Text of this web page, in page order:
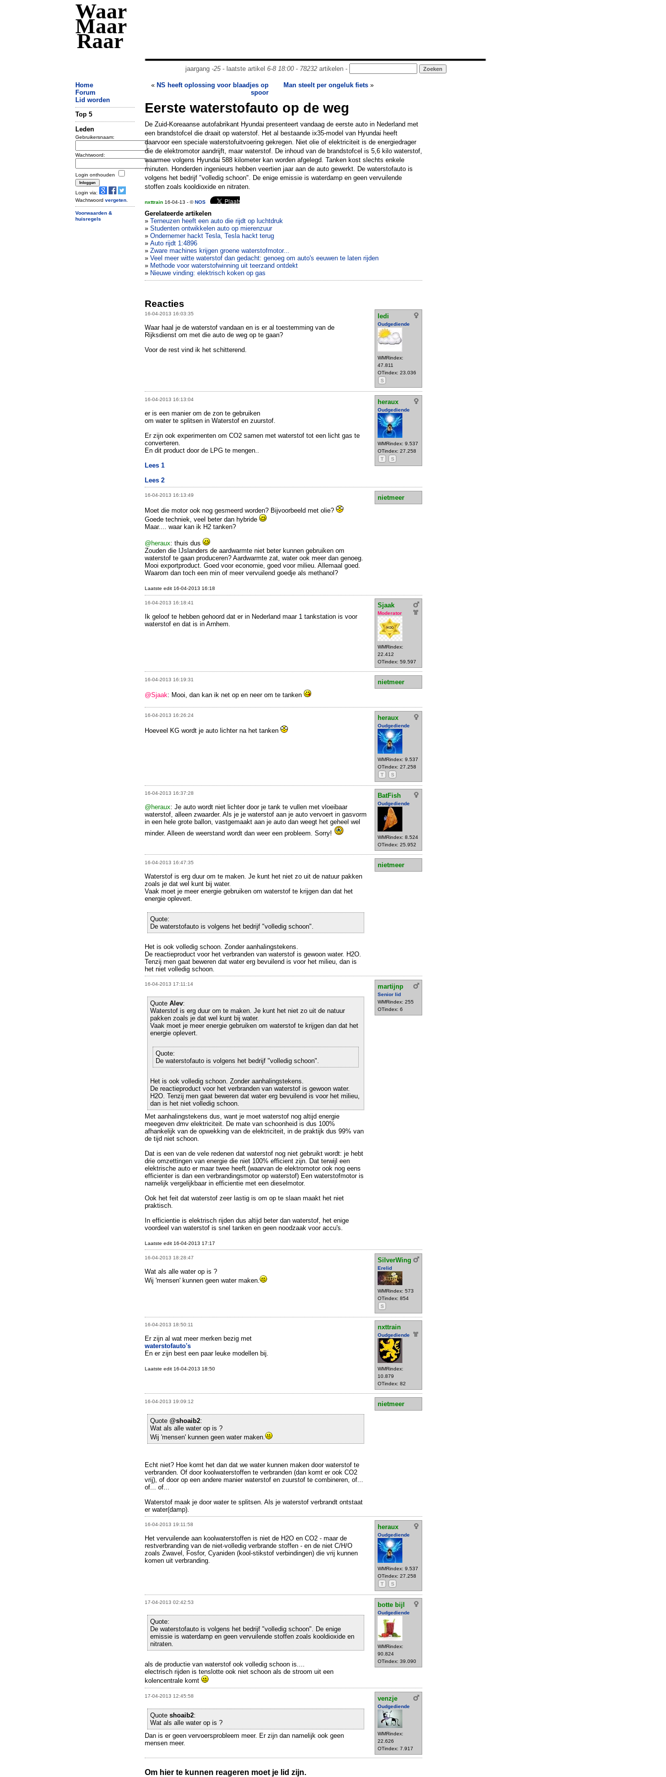
Waar
Maar
Raar
jaargang -25- laatste artikel 6-8 18:00- 78232artikelen -
Home
Forum
Lid worden
Top 5
Leden
Gebruikersnaam:
Wachtwoord:
Login onthouden
Login via:
Wachtwoord vergeten
Voorwaarden &
huisregels
« NS heeft oplossing voor blaadjes op
spoor
Man steelt per ongeluk fiets »
Eerste waterstofauto op de weg
De Zuid-Koreaanse autofabrikant Hyundai presenteert vandaag de eerste auto in Nederland met
een brandstofcel die draait op waterstof. Het al bestaande ix35-model van Hyundai heeft
daarvoor een speciale waterstofuitvoering gekregen. Niet olie of elektriciteit is de energiedrager
die de elektromotor aandrijft, maar waterstof. De inhoud van de brandstofcel is 5,6 kilo waterstof,
waarmee volgens Hyundai 588 kilometer kan worden afgelegd. Tanken kost slechts enkele
minuten. Honderden ingenieurs hebben veertien jaar aan de auto gewerkt. De waterstofauto is
volgens het bedrijf "volledig schoon". De enige emissie is waterdamp en geen vervuilende
stoffen zoals kooldioxide en nitraten.
nxttrain 16-04-13 - ©NOS
Gerelateerde artikelen
» Terneuzen heeft een auto die rijdt op luchtdruk
» Studenten ontwikkelen auto op mierenzuur
» Ondernemer hackt Tesla, Tesla hackt terug
» Auto rijdt 1:4896
» Zware machines krijgen groene waterstofmotor...
» Veel meer witte waterstof dan gedacht: genoeg om auto's eeuwen te laten rijden
» Methode voor waterstofwinning uit teerzand ontdekt
» Nieuwe vinding: elektrisch koken op gas
Reacties
16-04-2013 16:03:35 ledi
Oudgediende
WMRindex:
47.811
OTindex: 23.036
S
Waar haal je de waterstof vandaan en is er al toestemming van de
Rijksdienst om met die auto de weg op te gaan?
Voor de rest vind ik het schitterend.
16-04-2013 16:13:04 heraux
Oudgediende
WMRindex: 9.537
OTindex: 27.258
T
S
er is een manier om de zon te gebruiken
om water te splitsen in Waterstof en zuurstof.
Er zijn ook experimenten om CO2 samen met waterstof tot een licht gas te
converteren.
En dit product door de LPG te mengen..
Lees 1
Lees 2
16-04-2013 16:13:49
nietmeer
Moet die motor ook nog gesmeerd worden? Bijvoorbeeld met olie?
Goede techniek, veel beter dan hybride
Maar.... waar kan ik H2 tanken?
@heraux: thuis dus
Zouden die IJslanders de aardwarmte niet beter kunnen gebruiken om
waterstof te gaan produceren? Aardwarmte zat, water ook meer dan genoeg.
Mooi exportproduct. Goed voor economie, goed voor milieu. Allemaal goed.
Waarom dan toch een min of meer vervuilend goedje als methanol?
Laatste edit 16-04-2013 16:18
16-04-2013 16:18:41 Sjaak
Moderator
WMRindex:
22.412
OTindex: 59.597
Ik geloof te hebben gehoord dat er in Nederland maar 1 tankstation is voor
waterstof en dat is in Arnhem.
16-04-2013 16:19:31
nietmeer
@Sjaak: Mooi, dan kan ik net op en neer om te tanken
16-04-2013 16:26:24 heraux
Oudgediende
WMRindex: 9.537
OTindex: 27.258
T
S
Hoeveel KG wordt je auto lichter na het tanken
16-04-2013 16:37:28 BatFish
Oudgediende
WMRindex: 8.524
OTindex: 25.952
@heraux: Je auto wordt niet lichter door je tank te vullen met vloeibaar
waterstof, alleen zwaarder. Als je je waterstof aan je auto vervoert in gasvorm
in een hele grote ballon, vastgemaakt aan je auto dan weegt het geheel wel
minder. Alleen de weerstand wordt dan weer een probleem. Sorry!
16-04-2013 16:47:35
nietmeer
Waterstof is erg duur om te maken. Je kunt het niet zo uit de natuur pakken
zoals je dat wel kunt bij water.
Vaak moet je meer energie gebruiken om waterstof te krijgen dan dat het
energie oplevert.
Quote:
De waterstofauto is volgens het bedrijf "volledig schoon".
Het is ook volledig schoon. Zonder aanhalingstekens.
De reactieproduct voor het verbranden van waterstof is gewoon water. H2O.
Tenzij men gaat beweren dat water erg bevuilend is voor het milieu, dan is
het niet volledig schoon.
16-04-2013 17:11:14 martijnp
Senior lid
WMRindex: 255
OTindex: 6
Quote Alev:
Waterstof is erg duur om te maken. Je kunt het niet zo uit de natuur
pakken zoals je dat wel kunt bij water.
Vaak moet je meer energie gebruiken om waterstof te krijgen dan dat het
energie oplevert.
Quote:
De waterstofauto is volgens het bedrijf "volledig schoon".
Het is ook volledig schoon. Zonder aanhalingstekens.
De reactieproduct voor het verbranden van waterstof is gewoon water.
H2O. Tenzij men gaat beweren dat water erg bevuilend is voor het milieu,
dan is het niet volledig schoon.
Met aanhalingstekens dus, want je moet waterstof nog altijd energie
meegeven dmv elektriciteit. De mate van schoonheid is dus 100%
afhankelijk van de opwekking van de elektriciteit, in de praktijk dus 99% van
de tijd niet schoon.
Dat is een van de vele redenen dat waterstof nog niet gebruikt wordt: je hebt
drie omzettingen van energie die niet 100% efficient zijn. Dat terwijl een
elektrische auto er maar twee heeft.(waarvan de elektromotor ook nog eens
efficienter is dan een verbrandingsmotor op waterstof) Een waterstofmotor is
namelijk vergelijkbaar in efficientie met een dieselmotor.
Ook het feit dat waterstof zeer lastig is om op te slaan maakt het niet
praktisch.
In efficientie is elektrisch rijden dus altijd beter dan waterstof, het enige
voordeel van waterstof is snel tanken en geen noodzaak voor accu's.
Laatste edit 16-04-2013 17:17
16-04-2013 18:28:47 SilverWing
Erelid
WMRindex: 573
OTindex: 854
S
Wat als alle water op is ?
Wij 'mensen' kunnen geen water maken.
16-04-2013 18:50:11 nxttrain
Oudgediende
WMRindex:
10.879
OTindex: 82
Er zijn al wat meer merken bezig met
waterstofauto's
En er zijn best een paar leuke modellen bij.
Laatste edit 16-04-2013 18:50
16-04-2013 19:09:12 nietmeer
Quote @shoaib2:
Wat als alle water op is ?
Wij 'mensen' kunnen geen water maken.
Echt niet? Hoe komt het dan dat we water kunnen maken door waterstof te
verbranden. Of door koolwaterstoffen te verbranden (dan komt er ook CO2
vrij), of door op een andere manier waterstof en zuurstof te combineren, of...
of... of...
Waterstof maak je door water te splitsen. Als je waterstof verbrandt ontstaat
er water(damp).
16-04-2013 19:11:58 heraux
Oudgediende
WMRindex: 9.537
OTindex: 27.258
T
S
Het vervuilende aan koolwaterstoffen is niet de H2O en CO2 - maar de
restverbranding van de niet-volledig verbrande stoffen - en de niet C/H/O
zoals Zwavel, Fosfor, Cyaniden (kool-stikstof verbindingen) die vrij kunnen
komen uit verbranding.
17-04-2013 02:42:53 botte bijl
Oudgediende
WMRindex:
90.824
OTindex: 39.090
Quote:
De waterstofauto is volgens het bedrijf "volledig schoon". De enige
emissie is waterdamp en geen vervuilende stoffen zoals kooldioxide en
nitraten.
als de productie van waterstof ook volledig schoon is....
electrisch rijden is tenslotte ook niet schoon als de stroom uit een
kolencentrale komt
17-04-2013 12:45:58 venzje
Oudgediende
WMRindex:
22.626
OTindex: 7.917
Quote shoaib2:
Wat als alle water op is ?
Dan is er geen vervoersprobleem meer. Er zijn dan namelijk ook geen
mensen meer.
Om hier te kunnen reageren moet je lid zijn.